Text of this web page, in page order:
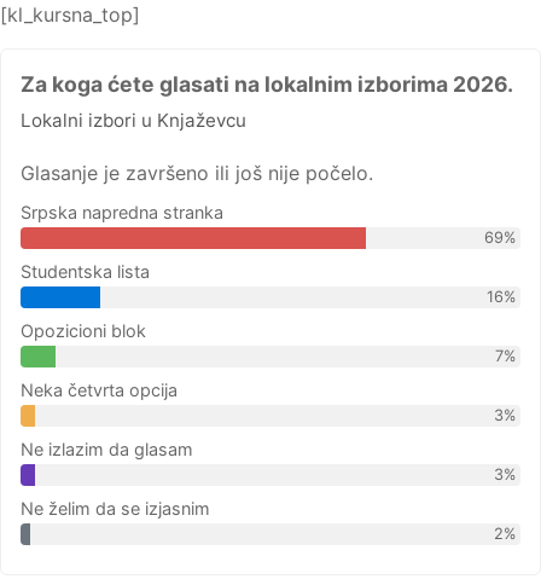
[kl_kursna_top]
Za koga ćete glasati na lokalnim izborima 2026.
Lokalni izbori u Knjaževcu
Glasanje je završeno ili još nije počelo.
Srpska napredna stranka
69%
Studentska lista
16%
Opozicioni blok
7%
Neka četvrta opcija
3%
Ne izlazim da glasam
3%
Ne želim da se izjasnim
2%